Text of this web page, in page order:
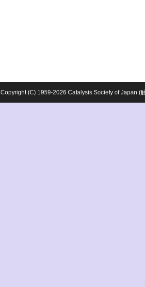
Copyright (C) 1959-2026 Catalysis Society of Japan (